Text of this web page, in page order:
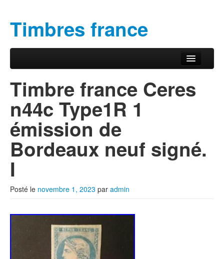
Timbres france
Menu principal
Timbre france Ceres
n44c Type1R 1
émission de
Bordeaux neuf signé.
I
Posté le novembre 1, 2023 par admin